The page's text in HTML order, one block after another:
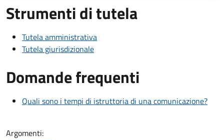
Strumenti di tutela
Tutela amministrativa
Tutela giurisdizionale
Domande frequenti
Quali sono i tempi di istruttoria di una comunicazione?
Argomenti: